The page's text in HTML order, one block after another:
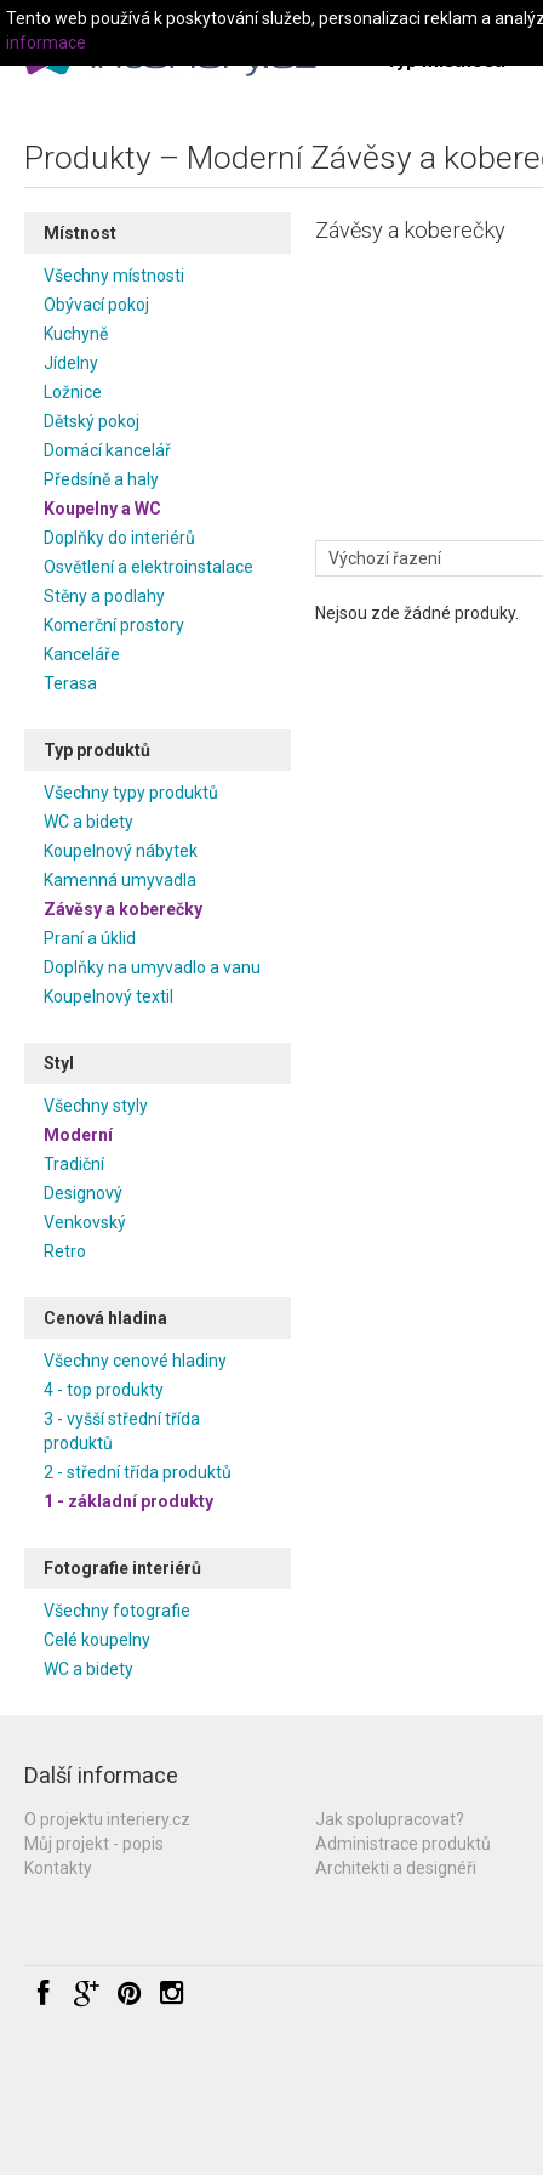
Typ místnosti
Produkty – Moderní Závěsy a
Místnost
Všechny místnosti
Obývací pokoj
Kuchyně
Jídelny
Ložnice
Dětský pokoj
Domácí kancelář
Předsíně a haly
Koupelny a WC
Doplňky do interiérů
Osvětlení a elektroinstalace
Stěny a podlahy
Komerční prostory
Kanceláře
Terasa
Typ produktů
Všechny typy produktů
WC a bidety
Koupelnový nábytek
Kamenná umyvadla
Závěsy a koberečky
Praní a úklid
Doplňky na umyvadlo a vanu
Koupelnový textil
Styl
Všechny styly
Moderní
Tradiční
Designový
Venkovský
Retro
Cenová hladina
Všechny cenové hladiny
4 - top produkty
3 - vyšší střední třída
produktů
2 - střední třída produktů
1 - základní produkty
Fotografie interiérů
Všechny fotografie
Celé koupelny
WC a bidety
Závěsy a koberečky
Nejsou zde žádné produky.
Další informace
O projektu interiery.cz
Můj projekt - popis
Kontakty
Jak spolupracovat?
Administrace produktů
Architekti a designéři
Tento web používá k poskytování služeb, personalizaci reklam a
informace